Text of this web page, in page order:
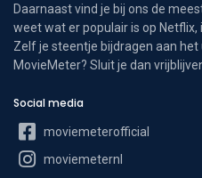
Daarnaast vind je bij ons de
weet wat er populair is op Netflix,
Zelf je steentje bijdragen aan
MovieMeter? Sluit je dan
Social media
moviemeterofficial
moviemeternl